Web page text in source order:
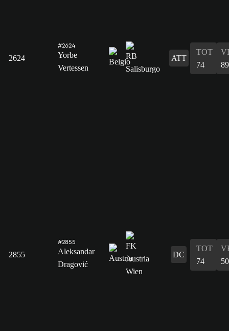
2624
#2624
Yorbe
Vertessen
ATT
TOT
74
89
2855
#2855
Aleksandar
Dragović
DC
TOT
74
50